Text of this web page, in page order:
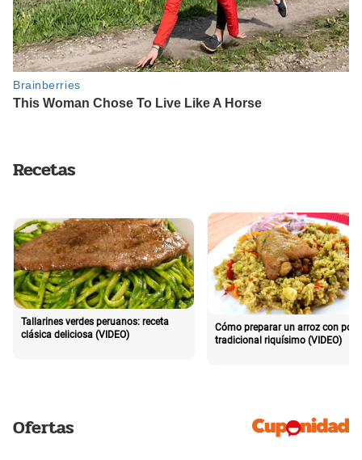
Recetas
Tallarines verdes peruanos: receta
clásica deliciosa (VIDEO)
Cómo preparar un arroz con pollo
tradicional riquísimo (VIDEO)
Ofertas